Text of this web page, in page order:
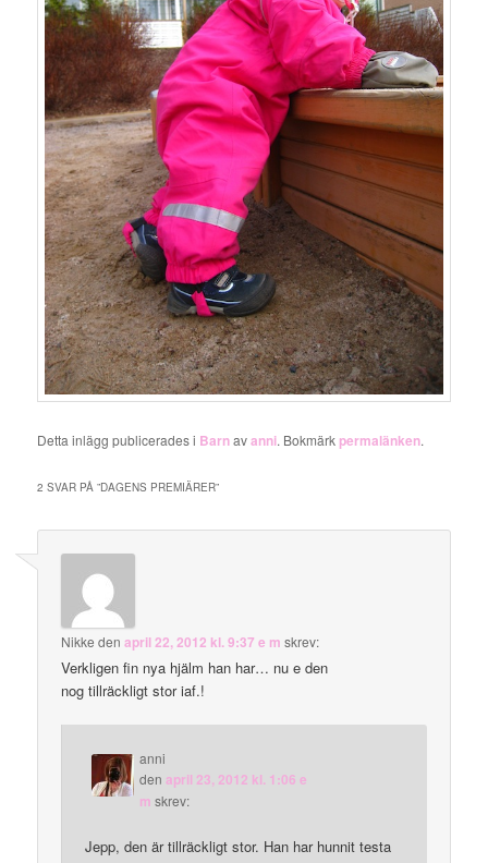
Detta inlägg publicerades i Barnavanni. Bokmärkpermalänken.
2 SVAR PÅ ”DAGENS PREMIÄRER”
Nikke denapril 22, 2012 kl. 9:37 e m skrev:
Verkligen fin nya hjälm han har… nu e den
nog tillräckligt stor iaf.!
anni
denapril 23, 2012 kl. 1:06 e
m skrev:
Jepp, den är tillräckligt stor. Han har hunnit testa